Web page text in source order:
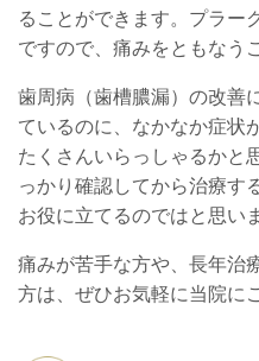
ることができます。プラー
ですので、痛みをともなう
歯周病（歯槽膿漏）の改善
ているのに、なかなか症状
たくさんいらっしゃるかと
っかり確認してから治療す
お役に立てるのではと思い
痛みが苦手な方や、長年治
方は、ぜひお気軽に当院に